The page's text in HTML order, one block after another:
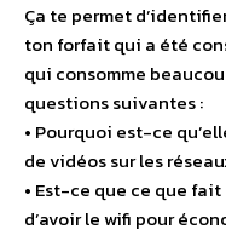
Ça te permet
ton forfait qui a été
qui consomme
questions suivantes :
• Pourquoi est-ce
de vidéos sur les
• Est-ce que ce que
d’avoir le wifi pour